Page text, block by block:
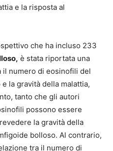
e la risposta al
che ha incluso 233
è stata riportata una
numero di eosinofili del
la gravità della malattia,
tanto che gli autori
possono essere
la gravità della
bolloso. Al contrario,
tra il numero di